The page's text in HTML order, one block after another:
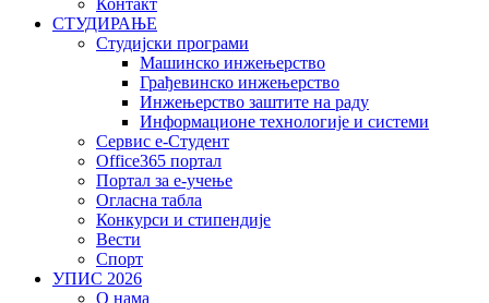
Контакт
СТУДИРАЊЕ
Студијски програми
Машинско инжењерство
Грађевинско инжењерство
Инжењерство заштите на раду
Информационе технологије и системи
Сервис е-Студент
Office365 портал
Портал за е-учење
Огласна табла
Конкурси и стипендије
Вести
Спорт
УПИС 2026
О нама